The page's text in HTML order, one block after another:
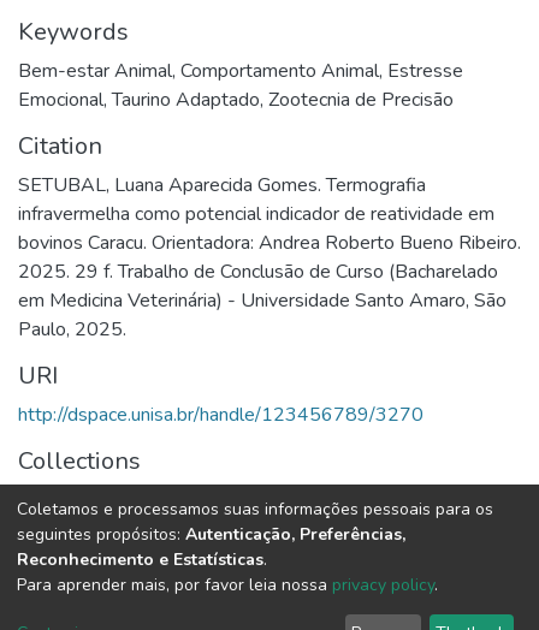
Keywords
Bem-estar Animal, Comportamento Animal, Estresse
Emocional,Taurino Adaptado, Zootecnia de Precisão
Citation
SETUBAL, Luana Aparecida Gomes. Termografia
infravermelha como potencial indicador de reatividade em
bovinos Caracu. Orientadora: Andrea Roberto Bueno Ribeiro.
2025. 29 f. Trabalho de Conclusão de Curso (Bacharelado
em Medicina Veterinária) - Universidade Santo Amaro, São
Paulo, 2025.
URI
http://dspace.unisa.br/handle/123456789/3270
Collections
Veterinária
Full item page
Coletamos e processamos suas informações pessoais para os
seguintes propósitos: Autenticação, Preferências,
Reconhecimento e Estatísticas.
Para aprender mais, por favor leia nossa privacy policy.